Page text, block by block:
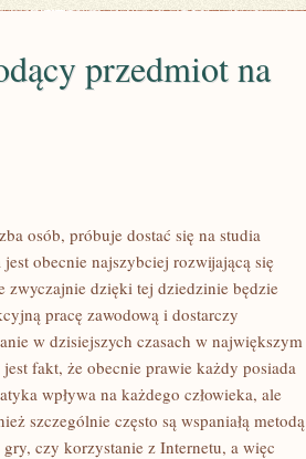
przedmiot na
osób, próbuje dostać się na studia
obecnie najszybciej rozwijającą się
zwyczajnie dzięki tej dziedzinie będzie
pracę zawodową i dostarczy
w dzisiejszych czasach w największym
fakt, że obecnie prawie każdy posiada
wpływa na każdego człowieka, ale
szczególnie często są wspaniałą metodą
czy korzystanie z Internetu, a więc